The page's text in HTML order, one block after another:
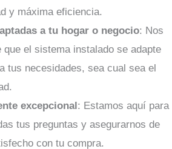
y máxima eficiencia.
a tu hogar o negocio: Nos
que el sistema instalado se adapte
tus necesidades, sea cual sea el
excepcional : Estamos aquí para
tus preguntas y asegurarnos de
con tu compra.